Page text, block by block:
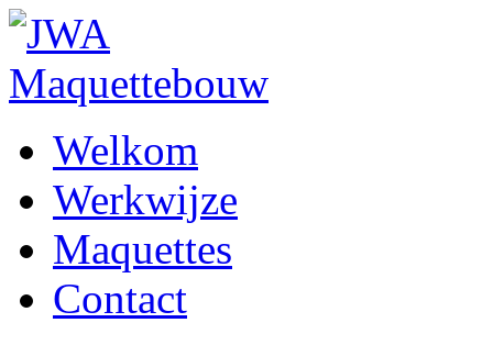
Welkom
Werkwijze
Maquettes
Contact